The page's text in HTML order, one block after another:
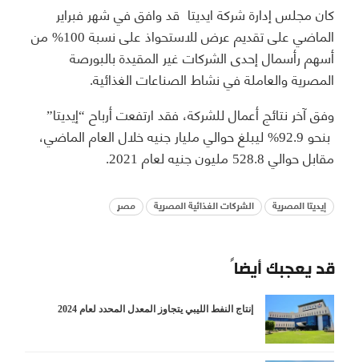
كان مجلس إدارة شركة ايديتا قد وافق في شهر فبراير
الماضي على تقديم عرض للاستحواذ على نسبة 100% من
أسهم رأسمال إحدى الشركات غير المقيدة بالبورصة
المصرية والعاملة في نشاط الصناعات الغذائية.
وفق آخر نتائج أعمال للشركة، فقد ارتفعت أرباح “إيديتا”
بنحو 92.9% ليبلغ حوالي مليار جنيه خلال العام الماضي،
مقابل حوالي 528.8 مليون جنيه لعام 2021.
إيديتا المصرية الشركات الغذائية المصرية مصر
قد يعجبك أيضاً
إنتاج النفط الليبي يتجاوز المعدل المحدد لعام 2024